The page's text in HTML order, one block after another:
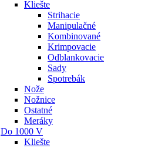
Kliešte
Strihacie
Manipulačné
Kombinované
Krimpovacie
Odblankovacie
Sady
Spotrebák
Nože
Nožnice
Ostatné
Meráky
Do 1000 V
Kliešte